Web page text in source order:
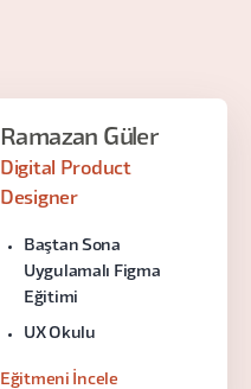
Ramazan Güler
Digital Product
Designer
Baştan Sona
Uygulamalı Figma
Eğitimi
UX Okulu
Eğitmeni İncele